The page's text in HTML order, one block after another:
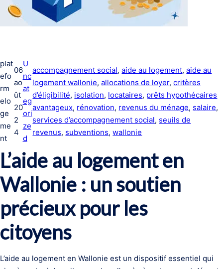
plat
efo
rm
elo
ge
me
nt
06
ao
ût
20
2
4
U
nc
at
eg
ori
ze
d
accompagnement social, aide au logement, aide au
logement wallonie, allocations de loyer, critères
d’éligibilité, isolation, locataires, prêts hypothécaires
avantageux, rénovation, revenus du ménage, salaire
services d’accompagnement social, seuils de
revenus, subventions, wallonie
L’aide au logement en
Wallonie : un soutien
précieux pour les
citoyens
L’aide au logement en Wallonie est un dispositif essentiel qui